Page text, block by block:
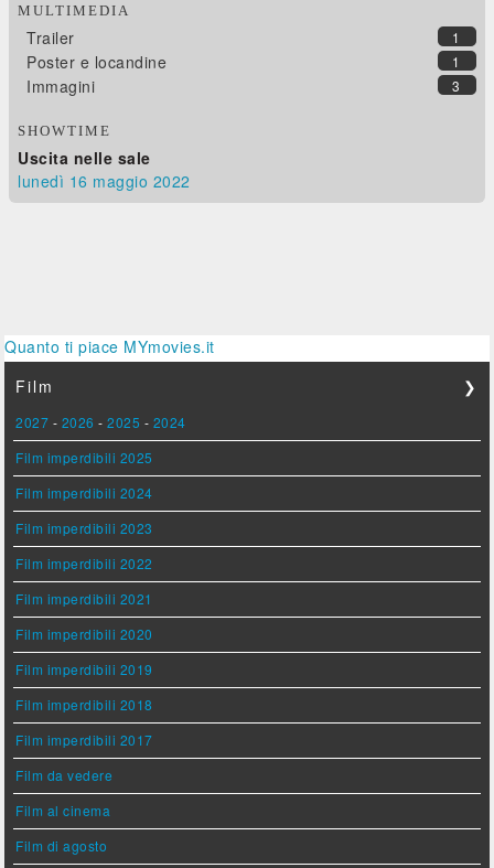
MULTIMEDIA
1
Trailer
1
Poster e locandine
3
Immagini
SHOWTIME
Uscita nelle sale
lunedì 16 maggio 2022
Quanto ti piace MYmovies.it
Film
❯
2027 - 2026 -2025 - 2024
Film imperdibili 2025
Film imperdibili 2024
Film imperdibili 2023
Film imperdibili 2022
Film imperdibili 2021
Film imperdibili 2020
Film imperdibili 2019
Film imperdibili 2018
Film imperdibili 2017
Film da vedere
Film al cinema
Film di agosto